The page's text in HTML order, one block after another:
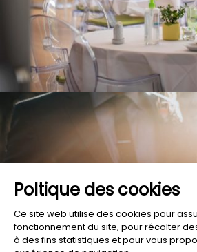
Poltique des cookies
Ce site web utilise des cookies pour
fonctionnement du site, pour récolter
à des fins statistiques et pour vous